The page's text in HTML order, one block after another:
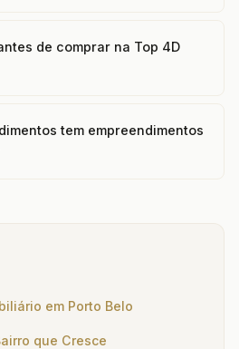
de comprar na Top 4D
tem empreendimentos
em Porto Belo
que Cresce